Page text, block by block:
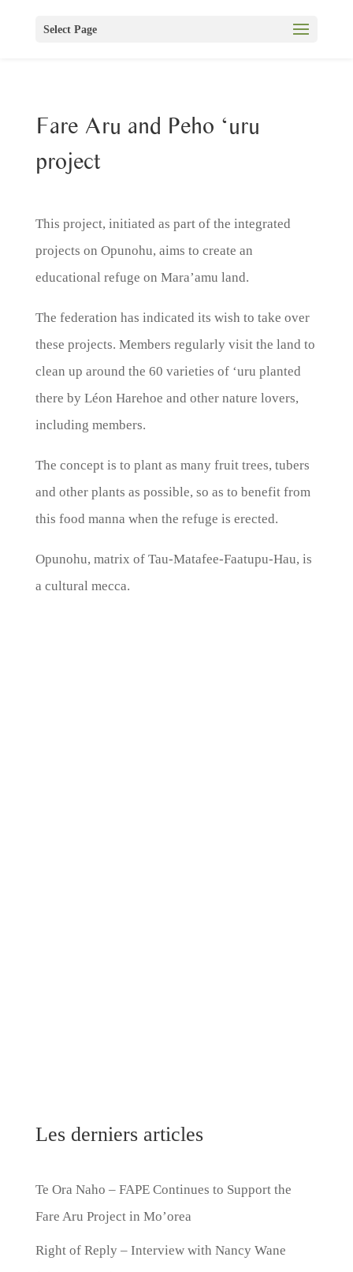
Select Page
Fare Aru and Peho ‘uru
project
This project, initiated as part of the integrated
projects on Opunohu, aims to create an
educational refuge on Mara’amu land.
The federation has indicated its wish to take over
these projects. Members regularly visit the land to
clean up around the 60 varieties of ‘uru planted
there by Léon Harehoe and other nature lovers,
including members.
The concept is to plant as many fruit trees, tubers
and other plants as possible, so as to benefit from
this food manna when the refuge is erected.
Opunohu, matrix of Tau-Matafee-Faatupu-Hau, is
a cultural mecca.
Les derniers articles
Te Ora Naho – FAPE Continues to Support the
Fare Aru Project in Mo’orea
Right of Reply – Interview with Nancy Wane